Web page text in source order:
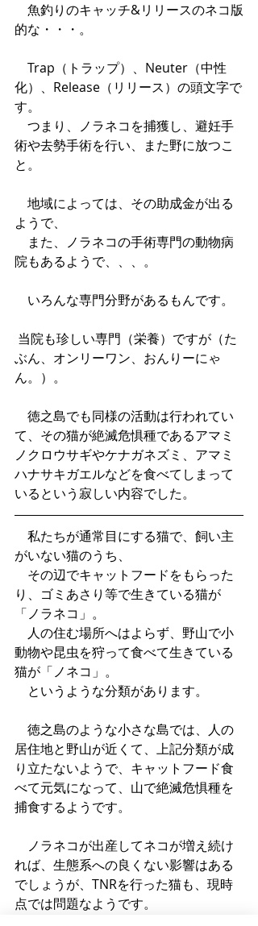
魚釣りのキャッチ&リリースのネコ版
的な・・・。
Trap（トラップ）、Neuter（中性
化）、Release（リリース）の頭文字で
す。
つまり、ノラネコを捕獲し、避妊手
術や去勢手術を行い、また野に放つこ
と。
地域によっては、その助成金が出る
ようで、
また、ノラネコの手術専門の動物病
院もあるようで、、、。
いろんな専門分野があるもんです。
ぶん、オンリーワン、おんりーにゃ
ん。）。
徳之島でも同様の活動は行われてい
て、その猫が絶滅危惧種であるアマミ
ノクロウサギやケナガネズミ、アマミ
ハナサキガエルなどを食べてしまって
いるという寂しい内容でした。
私たちが通常目にする猫で、飼い主
がいない猫のうち、
その辺でキャットフードをもらった
り、ゴミあさり等で生きている猫が
「ノラネコ」。
人の住む場所へはよらず、野山で小
動物や昆虫を狩って食べて生きている
猫が「ノネコ」。
というような分類があります。
徳之島のような小さな島では、人の
居住地と野山が近くて、上記分類が成
り立たないようで、キャットフード食
べて元気になって、山で絶滅危惧種を
捕食するようです。
ノラネコが出産してネコが増え続け
れば、生態系への良くない影響はある
でしょうが、TNRを行った猫も、現時
点では問題なようです。